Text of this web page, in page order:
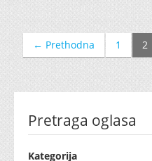
← Prethodna 1 2
Pretraga oglasa
Kategorija